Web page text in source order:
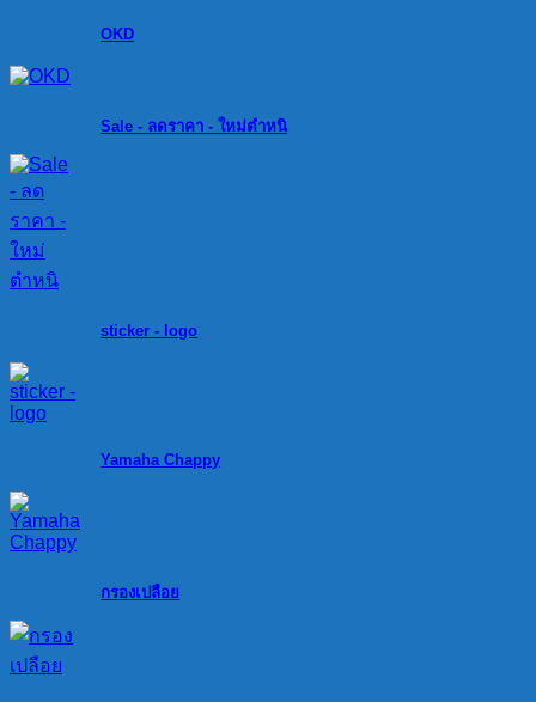
OKD
Sale - ลดราคา - ใหม่ตำหนิ
sticker - logo
Yamaha Chappy
กรองเปลือย